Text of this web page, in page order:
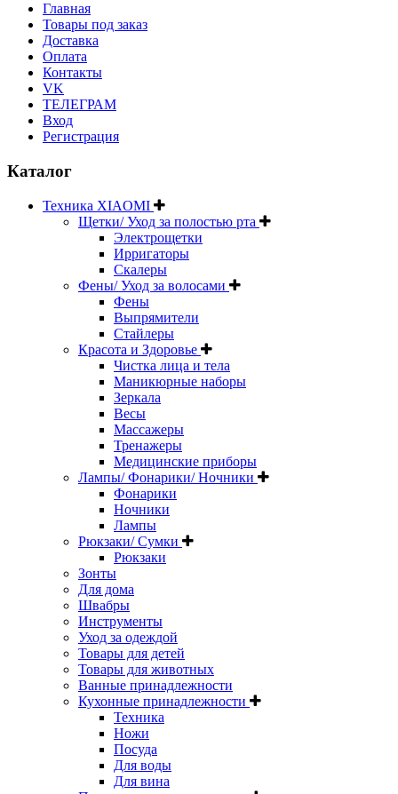
Главная
Товары под заказ
Доставка
Оплата
Контакты
VK
ТЕЛЕГРАМ
Вход
Регистрация
Каталог
Техника XIAOMI
Щетки/ Уход за полостью рта
Электрощетки
Ирригаторы
Скалеры
Фены/ Уход за волосами
Фены
Выпрямители
Стайлеры
Красота и Здоровье
Чистка лица и тела
Маникюрные наборы
Зеркала
Весы
Массажеры
Тренажеры
Медицинские приборы
Лампы/ Фонарики/ Ночники
Фонарики
Ночники
Лампы
Рюкзаки/ Сумки
Рюкзаки
Зонты
Для дома
Швабры
Инструменты
Уход за одеждой
Товары для детей
Товары для животных
Ванные принадлежности
Кухонные принадлежности
Техника
Ножи
Посуда
Для воды
Для вина